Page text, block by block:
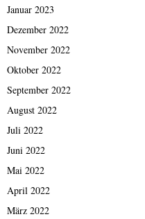
Januar 2023
Dezember 2022
November 2022
Oktober 2022
September 2022
August 2022
Juli 2022
Juni 2022
Mai 2022
April 2022
März 2022